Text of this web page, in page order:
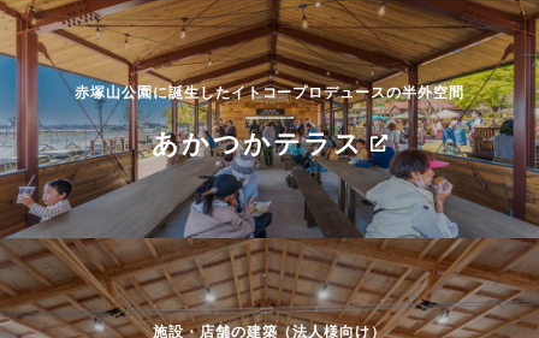
赤塚山公園に誕生したイトコープロデュースの半外空間
あかつかテラス
施設・店舗の建築（法人様向け）